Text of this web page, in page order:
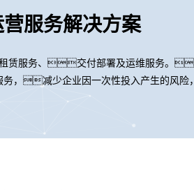
服务解决方案
赁服务、交付部署及运维服务。
减少企业因一次性投入产生的风